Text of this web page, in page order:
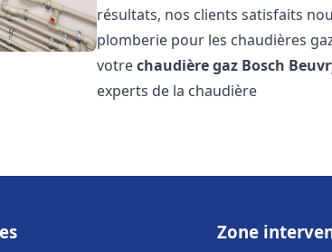
résultats, nos clients satisfaits
plomberie pour les chaudières
votrechaudière gaz Bosch
experts de la chaudière
Zone